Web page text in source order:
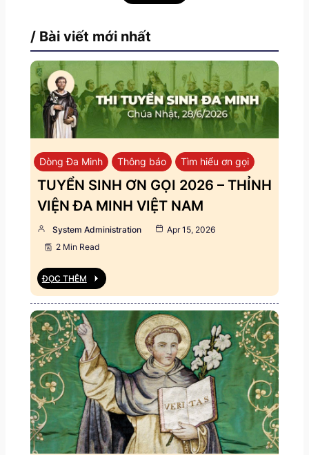
/ Bài viết mới nhất
Dòng Đa Minh Thông báo Tìm hiểu ơn gọi
TUYỂN SINH ƠN GỌI 2026 – THỈNH
VIỆN ĐA MINH VIỆT NAM
System Administration
Apr 15, 2026
2 Min Read
ĐỌC THÊM